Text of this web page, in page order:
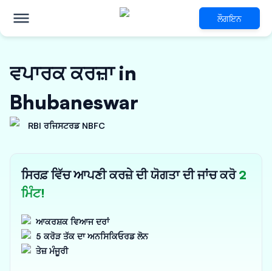
ਲੌਗਇਨ
ਵਪਾਰਕ ਕਰਜ਼ਾ in
Bhubaneswar
RBI ਰਜਿਸਟਰਡ NBFC
ਸਿਰਫ਼ ਵਿੱਚ ਆਪਣੀ ਕਰਜ਼ੇ ਦੀ ਯੋਗਤਾ ਦੀ ਜਾਂਚ ਕਰੋ2
ਮਿੰਟ!
ਆਕਰਸ਼ਕ ਵਿਆਜ ਦਰਾਂ
5 ਕਰੋੜ ਤੱਕ ਦਾ ਅਨਸਿਕਿਓਰਡ ਲੋਨ
ਤੇਜ਼ ਮੰਜੂਰੀ